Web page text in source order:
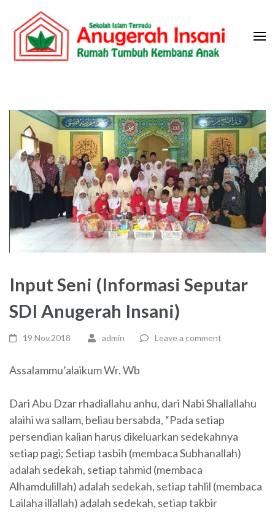
content
(Press
Input Seni (Informasi Seputar
SDI Anugerah Insani)
19 Nov,2018 admin Leave a comment
Assalammu’alaikum Wr. Wb
Dari Abu Dzar rhadiallahu anhu, dari Nabi Shallallahu
alaihi wa sallam, beliau bersabda, “Pada setiap
persendian kalian harus dikeluarkan sedekahnya
setiap pagi; Setiap tasbih (membaca Subhanallah)
adalah sedekah, setiap tahmid (membaca
Alhamdulillah) adalah sedekah, setiap tahlil (membaca
Lailaha illallah) adalah sedekah, setiap takbir